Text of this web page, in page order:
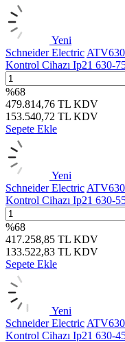
Yeni
Schneider Electric
Kontrol Cihazı Ip21 630-
%68
479.814,76 TL KDV
153.540,72 TL KDV
Sepete Ekle
Yeni
Schneider Electric
Kontrol Cihazı Ip21 630-
%68
417.258,85 TL KDV
133.522,83 TL KDV
Sepete Ekle
Yeni
Schneider Electric
Kontrol Cihazı Ip21 630-